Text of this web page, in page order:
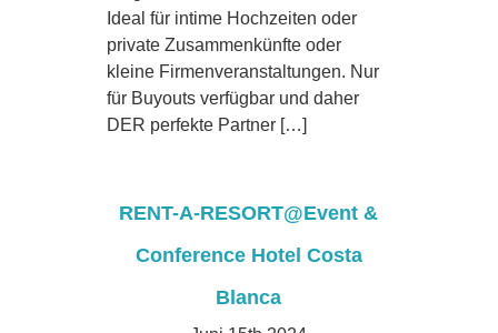
Ideal für intime Hochzeiten oder
private Zusammenkünfte oder
kleine Firmenveranstaltungen. Nur
für Buyouts verfügbar und daher
DER perfekte Partner […]
RENT-A-RESORT@Event &
Conference Hotel Costa
Blanca